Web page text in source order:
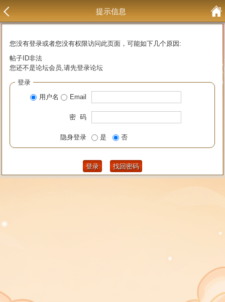
提示信息
您没有登录或者您没有权限访问此页面，可能如下几个原因:
帖子ID非法
您还不是论坛会员,请先登录论坛
登录
用户名
Email
密 码
隐身登录 是 否